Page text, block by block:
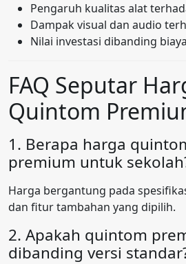
Pengaruh kualitas alat
Dampak visual dan audio
Nilai investasi dibanding
FAQ Seputar
Quintom
1. Berapa harga
premium untuk
Harga bergantung pada
dan fitur tambahan yang dipilih.
2. Apakah quintom
dibanding versi